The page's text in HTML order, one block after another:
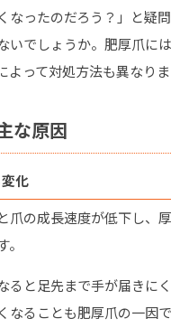
なったのだろう？」と疑
いでしょうか。肥厚爪に
よって対処方法も異なりま
な原因
化
爪の成長速度が低下し、
ると足先まで手が届きに
なることも肥厚爪の一因で